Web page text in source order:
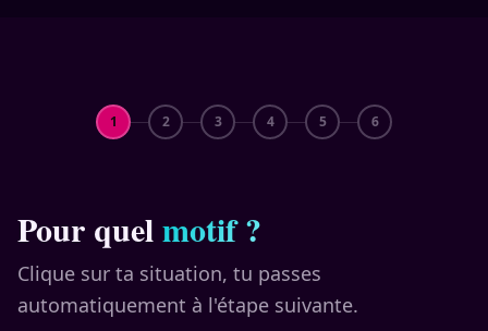
1 2 3 4 5 6
Pour quelmotif ?
Clique sur ta situation, tu passes
automatiquement à l'étape suivante.